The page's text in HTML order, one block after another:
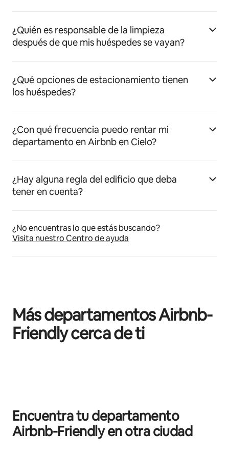
¿Quién es responsable de la limpieza
después de que mis huéspedes se vayan?
¿Qué opciones de estacionamiento tienen
los huéspedes?
¿Con qué frecuencia puedo rentar mi
departamento en Airbnb en Cielo?
¿Hay alguna regla del edificio que deba
tener en cuenta?
¿No encuentras lo que estás buscando?
Visita nuestro Centro de ayuda
Más departamentos Airbnb-
Friendly cerca de ti
Encuentra tu departamento
Airbnb-Friendly en otra ciudad